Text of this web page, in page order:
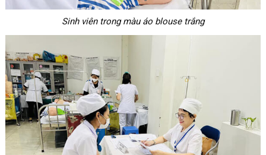
Sinh viên trong màu áo blouse trắng